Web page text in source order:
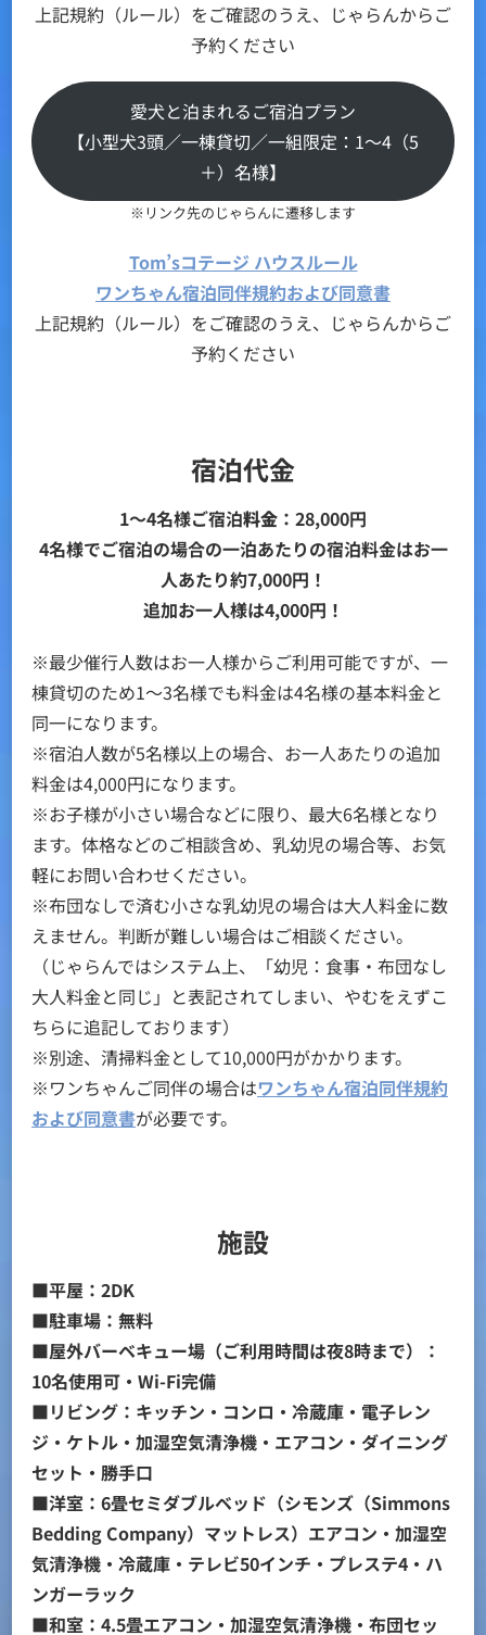
上記規約（ルール）をご確認のうえ、じゃらんからご
予約ください
愛犬と泊まれるご宿泊プラン
【小型犬3頭／一棟貸切／一組限定：1～4（5
＋）名様】
※リンク先のじゃらんに遷移します
Tom’sコテージ ハウスルール
ワンちゃん宿泊同伴規約および同意書
上記規約（ルール）をご確認のうえ、じゃらんからご
予約ください
宿泊代金
1～4名様ご宿泊料金 ：28,000円
4名様でご宿泊の場合の一泊あたりの宿泊料金はお一
人あたり約7,000円！
追加お一人様は4,000円！
※最少催行人数はお一人様からご利用可能ですが、一
棟貸切のため1～3名様でも料金は4名様の基本料金と
同一になります。
※宿泊人数が5名様以上の場合、お一人あたりの追加
料金は4,000円になります。
※お子様が小さい場合などに限り、最大6名様となり
ます。体格などのご相談含め、乳幼児の場合等、お気
軽にお問い合わせください。
※布団なしで済む小さな乳幼児の場合は大人料金に数
えません。判断が難しい場合はご相談ください。
（じゃらんではシステム上、「幼児：食事・布団なし
大人料金と同じ」と表記されてしまい、やむをえずこ
ちらに追記しております）
※別途、清掃料金として10,000円がかかります。
※ワンちゃんご同伴の場合はワンちゃん宿泊同伴規約
および同意書が必要です。
施設
■平屋：2DK
■駐車場：無料
■屋外バーベキュー場（ご利用時間は夜8時まで）：
10名使用可・Wi-Fi完備
■リビング：キッチン・コンロ・冷蔵庫・電子レン
ジ・ケトル・加湿空気清浄機・エアコン・ダイニング
セット・勝手口
■洋室：6畳セミダブルベッド（シモンズ（Simmons
Bedding Company）マットレス）エアコン・加湿空
気清浄機・冷蔵庫・テレビ50インチ・プレステ4・ハ
ンガーラック
■和室：4.5畳エアコン・加湿空気清浄機・布団セッ